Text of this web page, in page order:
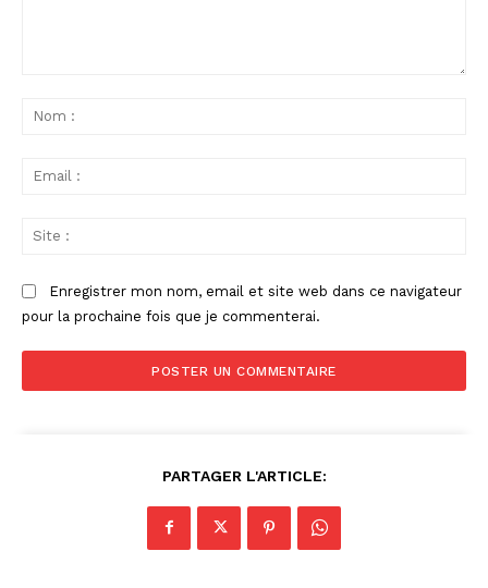
Enregistrer mon nom, email et site web dans ce navigateur
pour la prochaine fois que je commenterai.
PARTAGER L'ARTICLE: